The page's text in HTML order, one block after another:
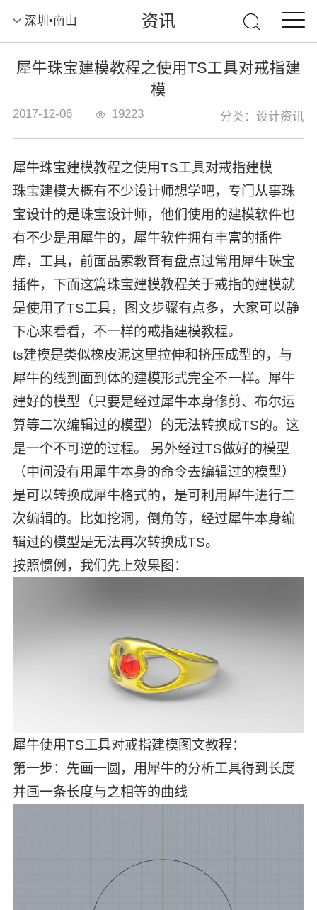
深圳•南山 资讯
犀牛珠宝建模教程之使用TS工具对戒指建
模
2017-12-06 19223 分类：设计资讯
犀牛珠宝建模教程之使用TS工具对戒指建模
珠宝建模大概有不少设计师想学吧，专门从事珠
宝设计的是珠宝设计师，他们使用的建模软件也
有不少是用犀牛的，犀牛软件拥有丰富的插件
库，工具，前面品索教育有盘点过常用犀牛珠宝
插件，下面这篇珠宝建模教程关于戒指的建模就
是使用了TS工具，图文步骤有点多，大家可以静
下心来看看，不一样的戒指建模教程。
ts建模是类似橡皮泥这里拉伸和挤压成型的，与
犀牛的线到面到体的建模形式完全不一样。犀牛
建好的模型（只要是经过犀牛本身修剪、布尔运
算等二次编辑过的模型）的无法转换成TS的。这
是一个不可逆的过程。 另外经过TS做好的模型
（中间没有用犀牛本身的命令去编辑过的模型）
是可以转换成犀牛格式的，是可利用犀牛进行二
次编辑的。比如挖洞，倒角等，经过犀牛本身编
辑过的模型是无法再次转换成TS。
按照惯例，我们先上效果图：
犀牛使用TS工具对戒指建模图文教程：
第一步：先画一圆，用犀牛的分析工具得到长度
并画一条长度与之相等的曲线